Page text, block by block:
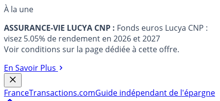
À la une
ASSURANCE-VIE LUCYA CNP : Fonds euros Lucya CNP :
visez 5.05% de rendement en 2026 et 2027
Voir conditions sur la page dédiée à cette offre.
En Savoir Plus
FranceTransactions.comGuide indépendant de l'épargne